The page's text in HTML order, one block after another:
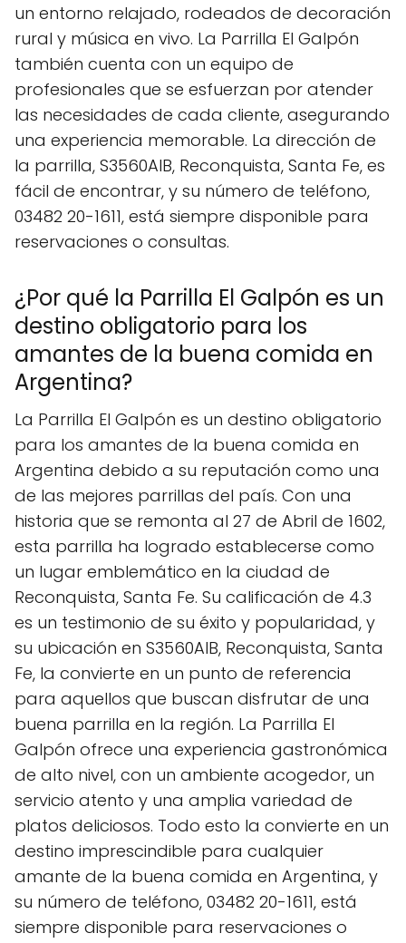
un entorno relajado, rodeados de decoración
rural y música en vivo. La Parrilla El Galpón
también cuenta con un equipo de
profesionales que se esfuerzan por atender
las necesidades de cada cliente, asegurando
una experiencia memorable. La dirección de
la parrilla, S3560AIB, Reconquista, Santa Fe, es
fácil de encontrar, y su número de teléfono,
03482 20-1611, está siempre disponible para
reservaciones o consultas.
¿Por qué la Parrilla El Galpón es un
destino obligatorio para los
amantes de la buena comida en
Argentina?
La Parrilla El Galpón es un destino obligatorio
para los amantes de la buena comida en
Argentina debido a su reputación como una
de las mejores parrillas del país. Con una
historia que se remonta al 27 de Abril de 1602,
esta parrilla ha logrado establecerse como
un lugar emblemático en la ciudad de
Reconquista, Santa Fe. Su calificación de 4.3
es un testimonio de su éxito y popularidad, y
su ubicación en S3560AIB, Reconquista, Santa
Fe, la convierte en un punto de referencia
para aquellos que buscan disfrutar de una
buena parrilla en la región. La Parrilla El
Galpón ofrece una experiencia gastronómica
de alto nivel, con un ambiente acogedor, un
servicio atento y una amplia variedad de
platos deliciosos. Todo esto la convierte en un
destino imprescindible para cualquier
amante de la buena comida en Argentina, y
su número de teléfono, 03482 20-1611, está
siempre disponible para reservaciones o